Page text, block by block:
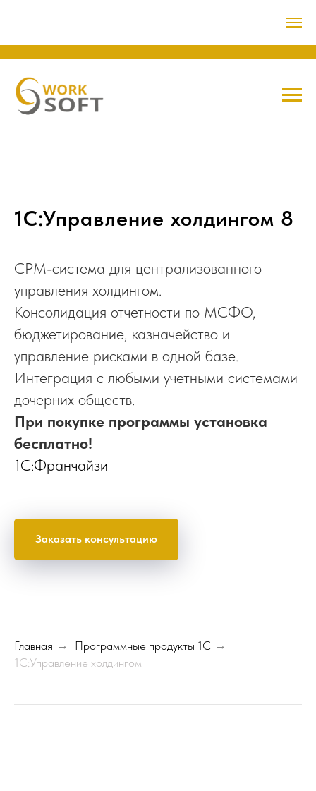
1С:Управление холдингом 8
CPM-система для централизованного
управления холдингом.
Консолидация отчетности по МСФО,
бюджетирование, казначейство и
управление рисками в одной базе.
Интеграция с любыми учетными системами
дочерних обществ.
При покупке программы установка
бесплатно!
1С:Франчайзи
Заказать консультацию
Главная → Программные продукты 1С →
1С:Управление холдингом